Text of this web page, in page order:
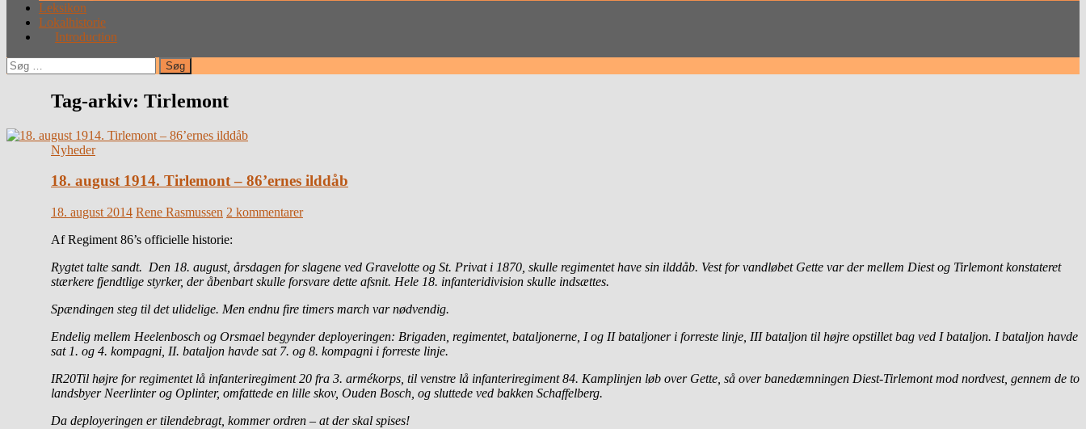
Leksikon
Lokalhistorie
Introduction
Søg
efter:
Tag-arkiv: Tirlemont
Nyheder
18. august 1914. Tirlemont – 86’ernes ilddåb
18. august 2014 Rene Rasmussen 2 kommentarer
Af Regiment 86’s officielle historie:
Rygtet talte sandt. Den 18. august, årsdagen for slagene ved Gravelotte og St. Privat i 1870, skulle regimentet have sin ilddåb. Vest for vandløbet Gette var der mellem Diest og Tirlemont konstateret
stærkere fjendtlige styrker, der åbenbart skulle forsvare dette afsnit. Hele 18. infanteridivision skulle indsættes.
Spændingen steg til det ulidelige. Men endnu fire timers march var nødvendig.
Endelig mellem Heelenbosch og Orsmael begynder deployeringen: Brigaden, regimentet, bataljonerne, I og II bataljoner i forreste linje, III bataljon til højre opstillet bag ved I bataljon. I bataljon havde
sat 1. og 4. kompagni, II. bataljon havde sat 7. og 8. kompagni i forreste linje.
IR20Til højre for regimentet lå infanteriregiment 20 fra 3. armékorps, til venstre lå infanteriregiment 84. Kamplinjen løb over Gette, så over banedæmningen Diest-Tirlemont mod nordvest, gennem de to
landsbyer Neerlinter og Oplinter, omfattede en lille skov, Ouden Bosch, og sluttede ved bakken Schaffelberg.
Da deployeringen er tilendebragt, kommer ordren – at der skal spises!